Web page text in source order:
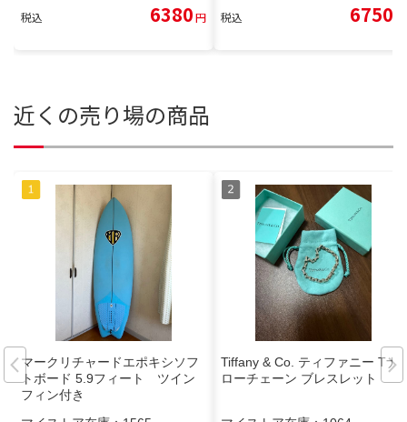
税込 6380円 税込 6750
近くの売り場の商品
マークリチャードエポキシソフ
トボード 5.9フィート ツイン
フィン付き
Tiffany & Co. ティファニー Tナ
ローチェーン ブレスレット